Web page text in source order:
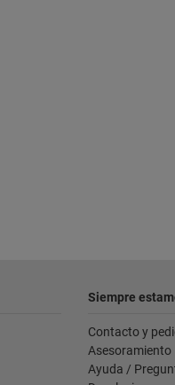
Siempre
Contacto y
Asesoramiento
Ayuda /